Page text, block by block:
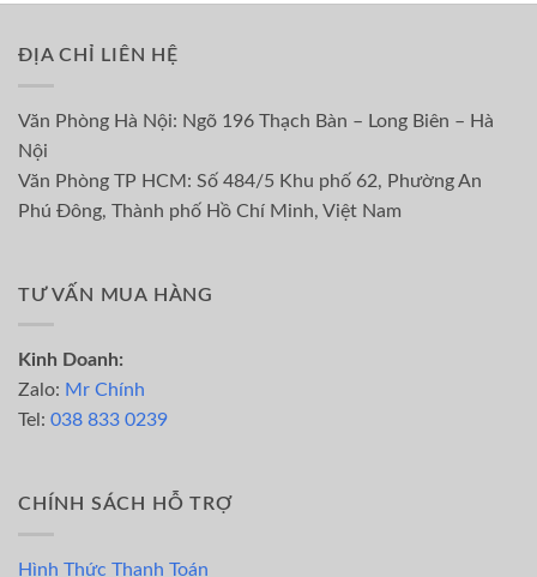
ĐỊA CHỈ LIÊN HỆ
Văn Phòng Hà Nội: Ngõ 196 Thạch Bàn – Long Biên – Hà
Nội
Văn Phòng TP HCM: Số 484/5 Khu phố 62, Phường An
Phú Đông, Thành phố Hồ Chí Minh, Việt Nam
TƯ VẤN MUA HÀNG
Kinh Doanh:
Zalo: Mr Chính
Tel: 038 833 0239
CHÍNH SÁCH HỖ TRỢ
Hình Thức Thanh Toán